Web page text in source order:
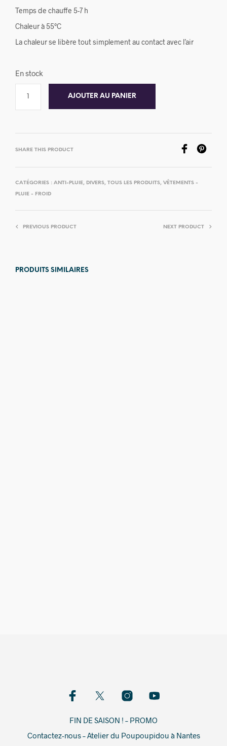
Temps de chauffe 5-7 h
Chaleur à 55°C
La chaleur se libère tout simplement au contact avec l’air
En stock
AJOUTER AU PANIER
SHARE THIS PRODUCT
CATÉGORIES : ANTI-PLUIE, DIVERS, TOUS LES PRODUITS, VÊTEMENTS -
PLUIE - FROID
PREVIOUS PRODUCT NEXT PRODUCT
PRODUITS SIMILAIRES
FIN DE SAISON ! – PROMO
Contactez-nous – Atelier du Poupoupidou à Nantes